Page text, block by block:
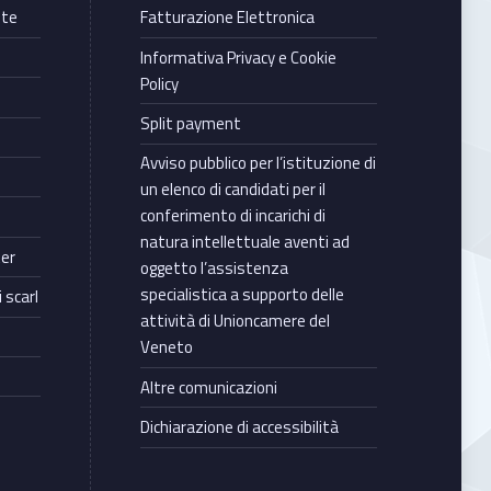
Fatturazione Elettronica
Informativa Privacy e Cookie
Policy
Split payment
Avviso pubblico per l’istituzione di
un elenco di candidati per il
conferimento di incarichi di
natura intellettuale aventi ad
oggetto l’assistenza
specialistica a supporto delle
attività di Unioncamere del
Veneto
Altre comunicazioni
Dichiarazione di accessibilità